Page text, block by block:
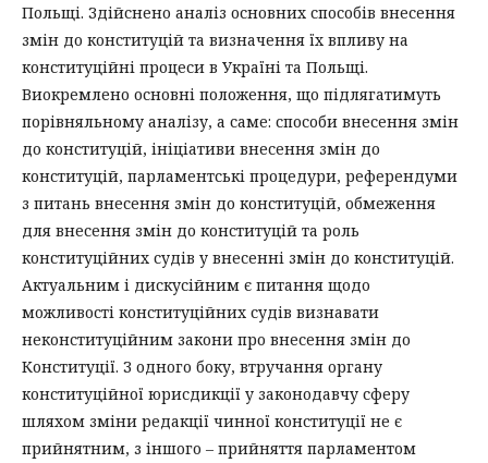
Польщі. Здійснено аналіз основних способів внесення
змін до конституцій та визначення їх впливу на
конституційні процеси в Україні та Польщі.
Виокремлено основні положення, що підлягатимуть
порівняльному аналізу, а саме: способи внесення змін
до конституцій, ініціативи внесення змін до
конституцій, парламентські процедури, референдуми
з питань внесення змін до конституцій, обмеження
для внесення змін до конституцій та роль
конституційних судів у внесенні змін до конституцій.
Актуальним і дискусійним є питання щодо
можливості конституційних судів визнавати
неконституційним закони про внесення змін до
Конституції. З одного боку, втручання органу
конституційної юрисдикції у законодавчу сферу
шляхом зміни редакції чинної конституції не є
прийнятним, з іншого – прийняття парламентом